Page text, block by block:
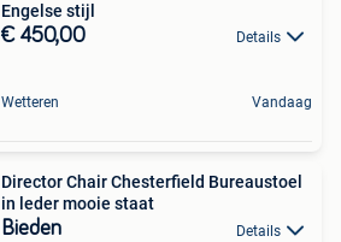
Engelse stijl
€ 450,00 Details
Wetteren Vandaag
Director Chair Chesterfield Bureaustoel
in leder mooie staat
Bieden Details